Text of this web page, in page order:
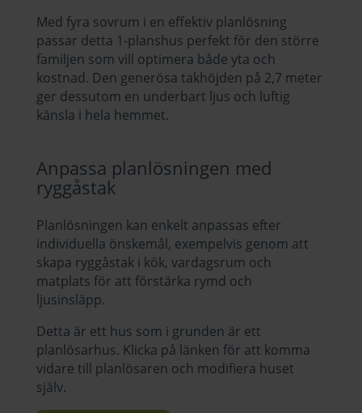
Med fyra sovrum i en effektiv planlösning
passar detta 1-planshus perfekt för den större
familjen som vill optimera både yta och
kostnad. Den generösa takhöjden på 2,7 meter
ger dessutom en underbart ljus och luftig
känsla i hela hemmet.
Anpassa planlösningen med
ryggåstak
Planlösningen kan enkelt anpassas efter
individuella önskemål, exempelvis genom att
skapa ryggåstak i kök, vardagsrum och
matplats för att förstärka rymd och
ljusinsläpp.
Detta är ett hus som i grunden är ett
planlösarhus. Klicka på länken för att komma
vidare till planlösaren och modifiera huset
själv.